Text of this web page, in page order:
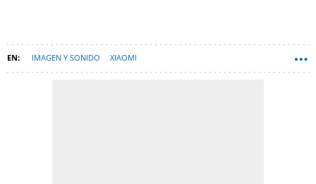
IMAGEN Y SONIDO XIAOMI